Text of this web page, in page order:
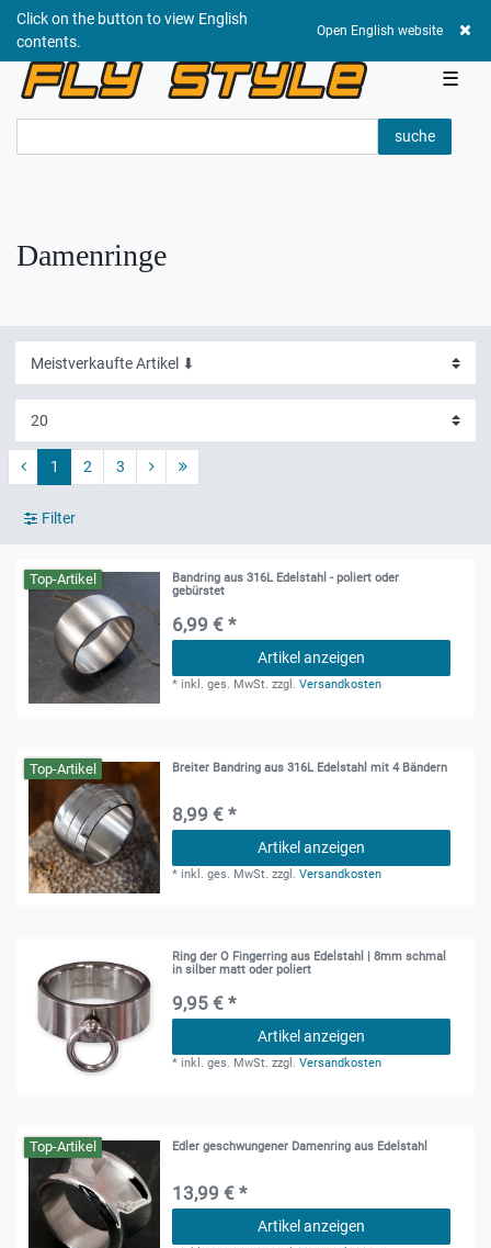
Click on the button to view English
contents.
Open English website
☰
suche
Damenringe
1 2 3
Filter
Top-Artikel
Bandring aus 316L Edelstahl - poliert oder
gebürstet
6,99 € *
Artikel anzeigen
* inkl. ges. MwSt. zzgl.Versandkosten
Top-Artikel Breiter Bandring aus 316L Edelstahl mit 4 Bändern
8,99 € *
Artikel anzeigen
* inkl. ges. MwSt. zzgl.Versandkosten
Ring der O Fingerring aus Edelstahl | 8mm schmal
in silber matt oder poliert
9,95 € *
Artikel anzeigen
* inkl. ges. MwSt. zzgl.Versandkosten
Top-Artikel Edler geschwungener Damenring aus Edelstahl
13,99 € *
Artikel anzeigen